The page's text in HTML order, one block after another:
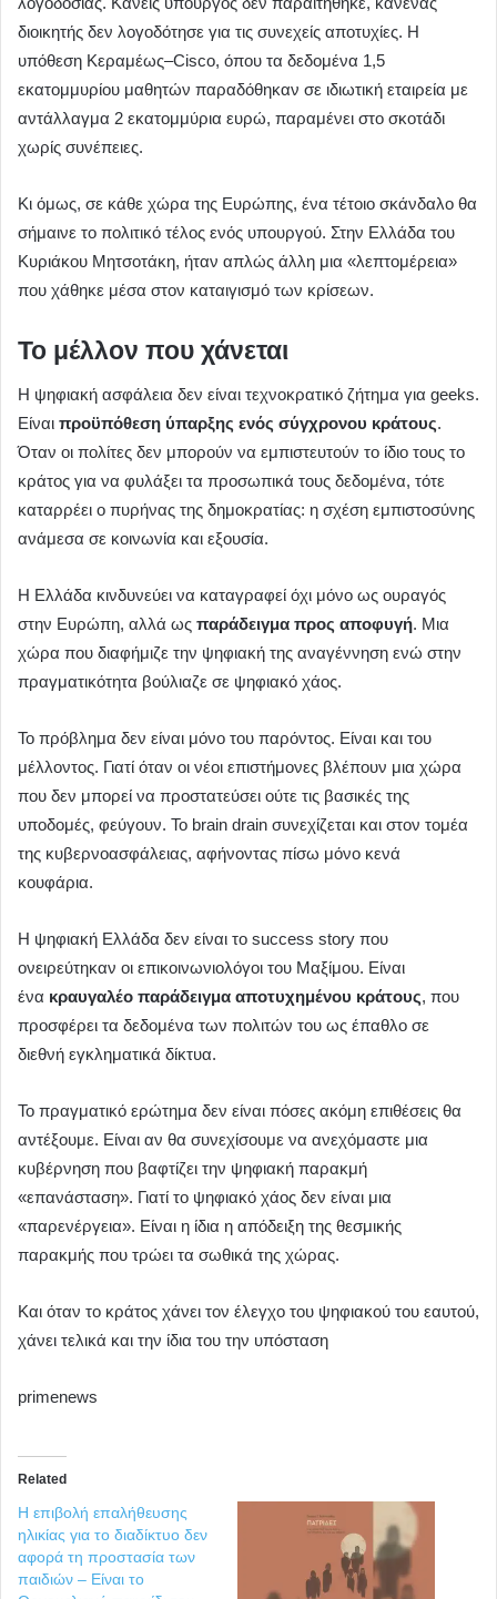
διοικητής δεν λογοδότησε για τις συνεχείς αποτυχίες. Η
υπόθεση Κεραμέως–Cisco, όπου τα δεδομένα 1,5
εκατομμυρίου μαθητών παραδόθηκαν σε ιδιωτική εταιρεία με
αντάλλαγμα 2 εκατομμύρια ευρώ, παραμένει στο σκοτάδι
χωρίς συνέπειες.
Κι όμως, σε κάθε χώρα της Ευρώπης, ένα τέτοιο σκάνδαλο θα
σήμαινε το πολιτικό τέλος ενός υπουργού. Στην Ελλάδα του
Κυριάκου Μητσοτάκη, ήταν απλώς άλλη μια «λεπτομέρεια»
που χάθηκε μέσα στον καταιγισμό των κρίσεων.
Το μέλλον που χάνεται
Η ψηφιακή ασφάλεια δεν είναι τεχνοκρατικό ζήτημα για geeks.
Είναι προϋπόθεση ύπαρξης ενός σύγχρονου κράτους.
Όταν οι πολίτες δεν μπορούν να εμπιστευτούν το ίδιο τους το
κράτος για να φυλάξει τα προσωπικά τους δεδομένα, τότε
καταρρέει ο πυρήνας της δημοκρατίας: η σχέση εμπιστοσύνης
ανάμεσα σε κοινωνία και εξουσία.
Η Ελλάδα κινδυνεύει να καταγραφεί όχι μόνο ως ουραγός
στην Ευρώπη, αλλά ως παράδειγμα προς αποφυγή. Μια
χώρα που διαφήμιζε την ψηφιακή της αναγέννηση ενώ στην
πραγματικότητα βούλιαζε σε ψηφιακό χάος.
Το πρόβλημα δεν είναι μόνο του παρόντος. Είναι και του
μέλλοντος. Γιατί όταν οι νέοι επιστήμονες βλέπουν μια χώρα
που δεν μπορεί να προστατεύσει ούτε τις βασικές της
υποδομές, φεύγουν. Το brain drain συνεχίζεται και στον τομέα
της κυβερνοασφάλειας, αφήνοντας πίσω μόνο κενά
κουφάρια.
Η ψηφιακή Ελλάδα δεν είναι το success story που
ονειρεύτηκαν οι επικοινωνιολόγοι του Μαξίμου. Είναι
ένα κραυγαλέο παράδειγμα αποτυχημένου κράτους, που
προσφέρει τα δεδομένα των πολιτών του ως έπαθλο σε
διεθνή εγκληματικά δίκτυα.
Το πραγματικό ερώτημα δεν είναι πόσες ακόμη επιθέσεις θα
αντέξουμε. Είναι αν θα συνεχίσουμε να ανεχόμαστε μια
κυβέρνηση που βαφτίζει την ψηφιακή παρακμή
«επανάσταση». Γιατί το ψηφιακό χάος δεν είναι μια
«παρενέργεια». Είναι η ίδια η απόδειξη της θεσμικής
παρακμής που τρώει τα σωθικά της χώρας.
Και όταν το κράτος χάνει τον έλεγχο του ψηφιακού του εαυτού,
χάνει τελικά και την ίδια του την υπόσταση
primenews
Related
Η επιβολή επαλήθευσης
ηλικίας για το διαδίκτυο δεν
αφορά τη προστασία των
παιδιών – Είναι το